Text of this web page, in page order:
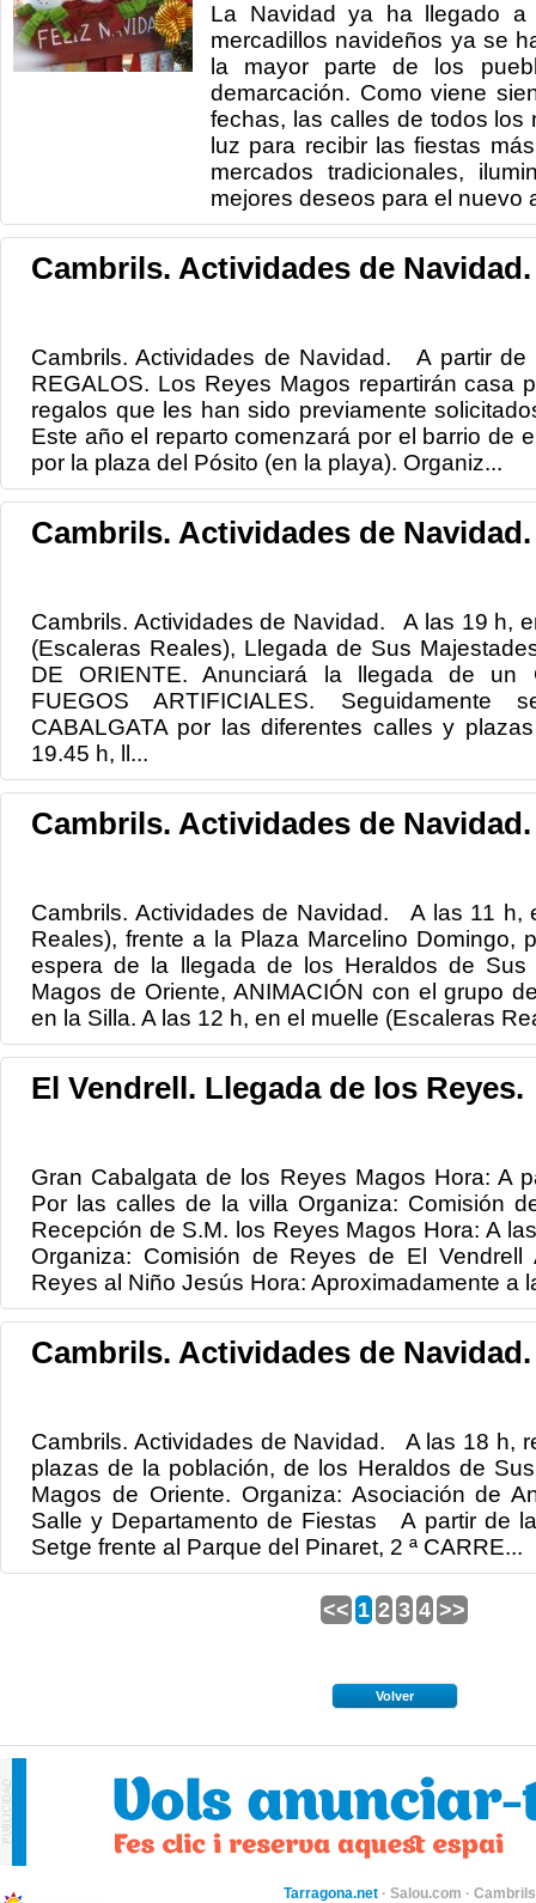
La Navidad ya ha llegado a
mercadillos navideños ya se
la mayor parte de los
demarcación. Como viene
fechas, las calles de todos los
luz para recibir las fiestas
mercados tradicionales,
mejores deseos para el nuevo
Cambrils. Actividades de Navidad.
Cambrils. Actividades de Navidad. A partir de
REGALOS. Los Reyes Magos repartirán casa
regalos que les han sido previamente
Este año el reparto comenzará por el barrio de
por la plaza del Pósito (en la playa). Organiz...
Cambrils. Actividades de Navidad.
Cambrils. Actividades de Navidad. A las 19 h,
(Escaleras Reales), Llegada de Sus
DE ORIENTE. Anunciará la llegada de un
FUEGOS ARTIFICIALES.
CABALGATA por las diferentes calles y
19.45 h, ll...
Cambrils. Actividades de Navidad.
Cambrils. Actividades de Navidad. A las 11 h,
Reales), frente a la Plaza Marcelino Domingo,
espera de la llegada de los Heraldos de Sus
Magos de Oriente, ANIMACIÓN con el grupo
en la Silla. A las 12 h, en el muelle (Escaleras
El Vendrell. Llegada de los Reyes.
Gran Cabalgata de los Reyes Magos Hora: A
Por las calles de la villa Organiza: Comisión
Recepción de S.M. los Reyes Magos Hora: A
Organiza: Comisión de Reyes de El Vendrell
Reyes al Niño Jesús Hora: Aproximadamente a
Cambrils. Actividades de Navidad.
Cambrils. Actividades de Navidad. A las 18 h,
plazas de la población, de los Heraldos de
Magos de Oriente. Organiza: Asociación de
Salle y Departamento de Fiestas A partir de
Setge frente al Parque del Pinaret, 2 ª CARRE...
<< 1 2 3 4 >>
Volver
Tarragona.net · Salou.com ·